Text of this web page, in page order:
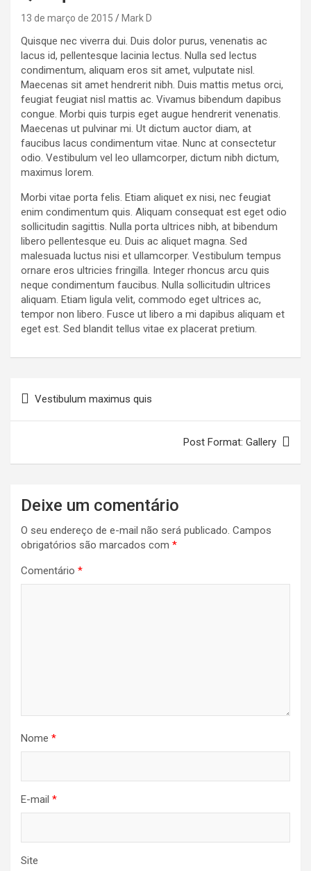
13 de março de 2015 Mark D
Quisque nec viverra dui. Duis dolor purus, venenatis ac
lacus id, pellentesque lacinia lectus. Nulla sed lectus
condimentum, aliquam eros sit amet, vulputate nisl.
Maecenas sit amet hendrerit nibh. Duis mattis metus orci,
feugiat feugiat nisl mattis ac. Vivamus bibendum dapibus
congue. Morbi quis turpis eget augue hendrerit venenatis.
Maecenas ut pulvinar mi. Ut dictum auctor diam, at
faucibus lacus condimentum vitae. Nunc at consectetur
odio. Vestibulum vel leo ullamcorper, dictum nibh dictum,
maximus lorem.
Morbi vitae porta felis. Etiam aliquet ex nisi, nec feugiat
enim condimentum quis. Aliquam consequat est eget odio
sollicitudin sagittis. Nulla porta ultrices nibh, at bibendum
libero pellentesque eu. Duis ac aliquet magna. Sed
malesuada luctus nisi et ullamcorper. Vestibulum tempus
ornare eros ultricies fringilla. Integer rhoncus arcu quis
neque condimentum faucibus. Nulla sollicitudin ultrices
aliquam. Etiam ligula velit, commodo eget ultrices ac,
tempor non libero. Fusce ut libero a mi dapibus aliquam et
eget est. Sed blandit tellus vitae ex placerat pretium.
Vestibulum maximus quis
Post Format: Gallery
Deixe um comentário
O seu endereço de e-mail não será publicado. Campos
obrigatórios são marcados com *
Comentário *
Nome *
E-mail *
Site